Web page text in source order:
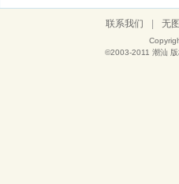
联系我们 无
©2003-2011 潮汕